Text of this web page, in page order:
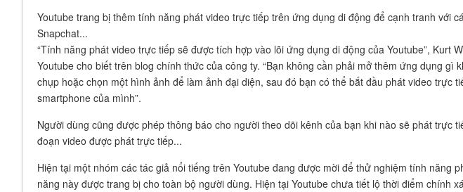
Youtube trang bị thêm tính năng phát video trực tiếp trên ứng dụng di động để cạnh tranh với
Snapchat...
“Tính năng phát video trực tiếp sẽ được tích hợp vào lõi ứng dụng di động của Youtube”, Kurt
Youtube cho biết trên blog chính thức của công ty. “Bạn không cần phải mở thêm ứng dụng gì
chụp hoặc chọn một hình ảnh để làm ảnh đại diện, sau đó bạn có thể bắt đầu phát video trực
smartphone của mình”.
Người dùng cũng được phép thông báo cho người theo dõi kênh của bạn khi nào sẽ phát trực
đoạn video được phát trực tiếp...
Hiện tại một nhóm các tác giả nổi tiếng trên Youtube đang được mời để thử nghiệm tính năng
năng này được trang bị cho toàn bộ người dùng. Hiện tại Youtube chưa tiết lộ thời điểm chính